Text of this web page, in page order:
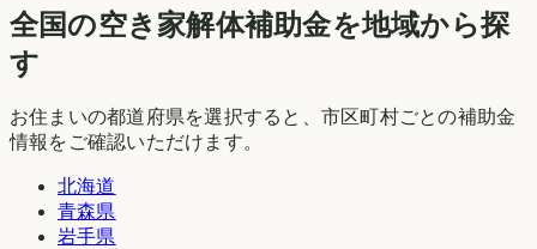
全国の空き家解体補助金を地域から探
す
お住まいの都道府県を選択すると、市区町村ごとの補助金
情報をご確認いただけます。
北海道
青森県
岩手県